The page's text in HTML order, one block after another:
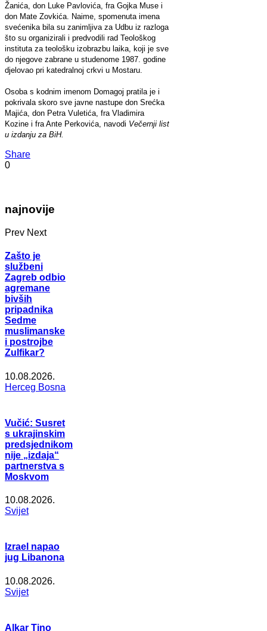
Žanića, don Luke Pavlovića, fra Gojka Muse i
don Mate Zovkića. Naime, spomenuta imena
svećenika bila su zanimljiva za Udbu iz razloga
što su organizirali i predvodili rad Teološkog
instituta za teološku izobrazbu laika, koji je sve
do njegove zabrane u studenome 1987. godine
djelovao pri katedralnoj crkvi u Mostaru.
Osoba s kodnim imenom Domagoj pratila je i
pokrivala skoro sve javne nastupe don Srećka
Majića, don Petra Vuletića, fra Vladimira
Kozine i fra Ante Perkovića, navodi Večernji list
u izdanju za BiH.
Share
0
najnovije
Prev Next
Zašto je
službeni
Zagreb odbio
agremane
bivših
pripadnika
Sedme
muslimanske
i postrojbe
Zulfikar?
10.08.2026.
Herceg Bosna
Vučić: Susret
s ukrajinskim
predsjednikom
nije „izdaja“
partnerstva s
Moskvom
10.08.2026.
Svijet
Izrael napao
jug Libanona
10.08.2026.
Svijet
Alkar Tino